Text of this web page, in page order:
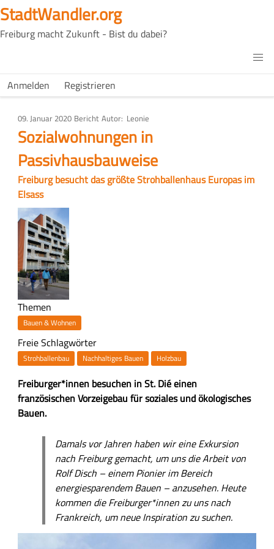
Direkt
zum
Inhalt
StadtWandler.org
Freiburg macht Zukunft - Bist du dabei?
Main
H4C
USER
Anmelden Registrieren
09. Januar 2020 Art
des
Artikels
Bericht Autor Leonie
Sozialwohnungen in
Passivhausbauweise
Freiburg besucht das größte Strohballenhaus Europas im
Elsass
Bild
Themen
Bauen & Wohnen
Freie Schlagwörter
Strohballenbau Nachhaltiges Bauen Holzbau
Z
u
s
s
Freiburger*innen besuchen in St. Dié einen
französischen Vorzeigebau für soziales und ökologisches
Bauen.
n
Damals vor Jahren haben wir eine Exkursion
nach Freiburg gemacht, um uns die Arbeit von
Rolf Disch – einem Pionier im Bereich
energiesparendem Bauen – anzusehen. Heute
kommen die Freiburger*innen zu uns nach
Frankreich, um neue Inspiration zu suchen.